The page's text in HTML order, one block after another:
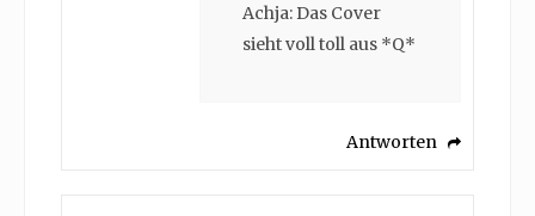
Achja: Das Cover
sieht voll toll aus *Q*
Antworten